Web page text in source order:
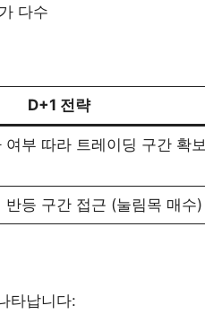
다수
D+1 전략
여부 따라 트레이딩 구간 확보
반등 구간 접근 (눌림목 매수)
타납니다: